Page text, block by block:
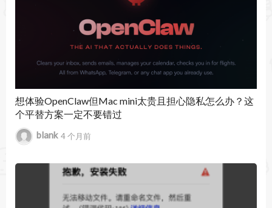
*超过1500种有关心脏病学，骨科，眼科，牙科和
健身的临床视频动画（Student Plus，Educator＆
Pro许可）
*创意工具，包括虚拟解剖，3D笔，骨折，疼痛和
生长模拟
*使用自定义标签，钢笔工具和图像导入进行模型
*完整课程，由人体解剖学，超声检查点，尸体影
想体验OpenClaw但Mac mini太贵且担心隐私怎么办？这
个平替方案一定不要错过
blank 4 个月前